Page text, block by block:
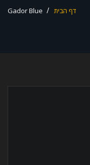
דף הבית Gador Blue